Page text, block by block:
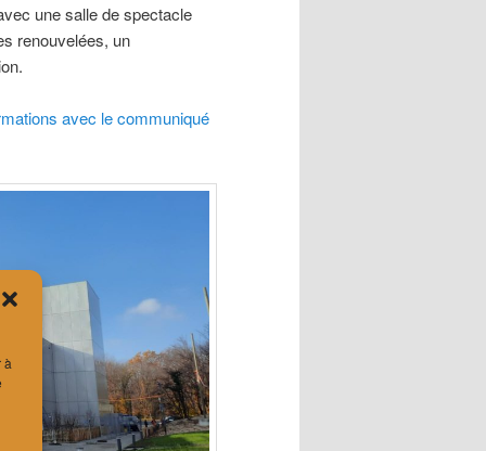
à
une salle de spectacle
renouvelées, un
avec le communiqué